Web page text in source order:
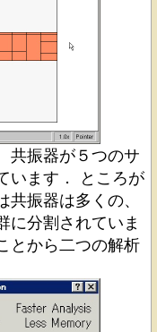
共振器が５つのサ
います． ところが
振器は多くの、
に分割されていま
とから二つの解析